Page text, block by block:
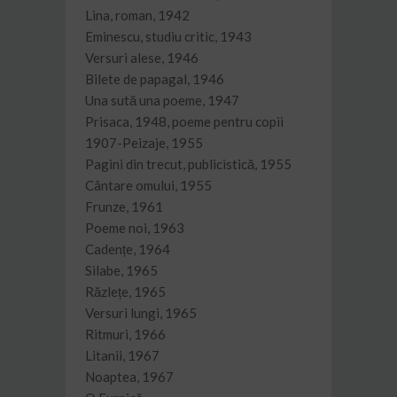
Lina, roman, 1942
Eminescu, studiu critic, 1943
Versuri alese, 1946
Bilete de papagal, 1946
Una sută una poeme, 1947
Prisaca, 1948, poeme pentru copii
1907-Peizaje, 1955
Pagini din trecut, publicistică, 1955
Cântare omului, 1955
Frunze, 1961
Poeme noi, 1963
Cadențe, 1964
Silabe, 1965
Răzlețe, 1965
Versuri lungi, 1965
Ritmuri, 1966
Litanii, 1967
Noaptea, 1967